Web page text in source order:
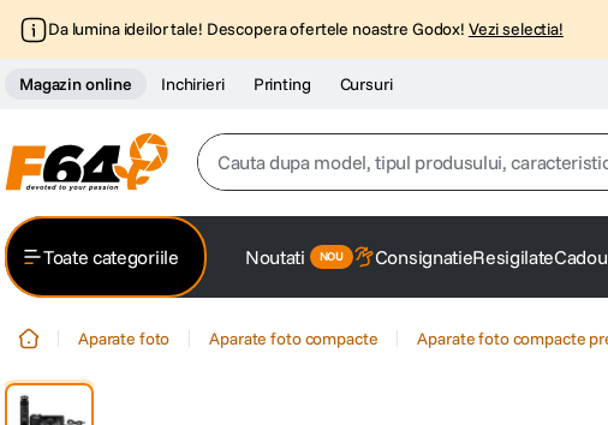
Da lumina ideilor tale! Descopera ofertele noastre Godox! Vezi selectia!
Magazin online Inchirieri Printing Cursuri
Cauta dupa model, tipul produsului, caracteristici...
2. trepied
Toate categoriile Noutati ConsignatieResigilate
Aparate foto Aparate foto compacte Aparate foto compacte